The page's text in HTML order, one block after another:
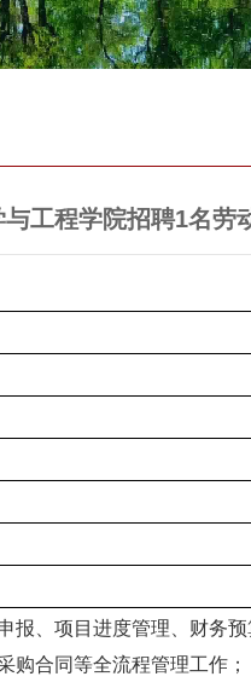
工程学院招聘1名劳
报、项目进度管理、财务
购合同等全流程管理工作；